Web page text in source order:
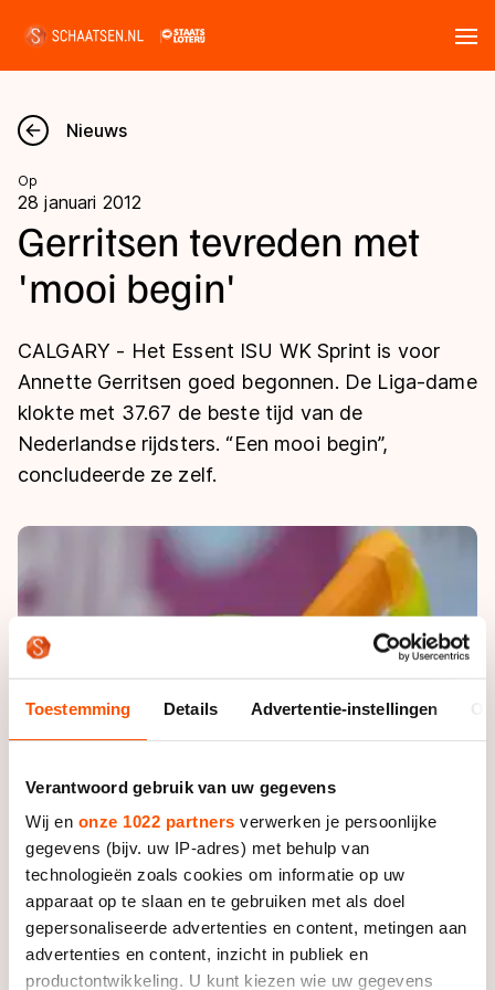
Toestemming Details Advertentie-instellingen
Verantwoord gebruik van uw gegevens
Wij en onze 1022 partners verwerken je persoonlijke
gegevens (bijv. uw IP-adres) met behulp van
technologieën zoals cookies om informatie op uw
apparaat op te slaan en te gebruiken met als doel
gepersonaliseerde advertenties en content, metingen aan
advertenties en content, inzicht in publiek en
productontwikkeling. U kunt kiezen wie uw gegevens
Nieuws
Kalender
Disciplines
Langebaan
Shorttrack
Inlineskaten
Schoonrijden
Natuurijs
Uitslagen
Langebaan
Shorttrack
Marathon
Inlineskaten
Tijden & historie
Ranglijsten Langebaan
Historie & statistiek
Inschrijven wedstrijden
Algemene Nederlandse Schaatstijd
Deze zomer de weg op
Schaatsfans
Alles voor jou als schaatsfan
Evenementen
Tickets
Livestreams
Word schaatsfan!
Winacties
Olympische Spelen
Medaille overzicht
Olympische uitslagen
Van Jong tot Goud verhalen
Nieuws
Op
28 januari 2012
Gerritsen tevreden met
'mooi begin'
CALGARY - Het Essent ISU WK Sprint is voor
Annette Gerritsen goed begonnen. De Liga-dame
klokte met 37.67 de beste tijd van de
Nederlandse rijdsters. “Een mooi begin”,
concludeerde ze zelf.